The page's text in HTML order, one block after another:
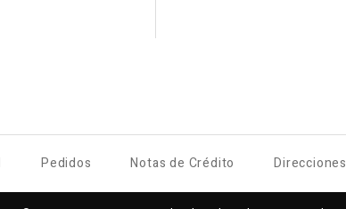
Pedidos Notas de Crédito Direcciones